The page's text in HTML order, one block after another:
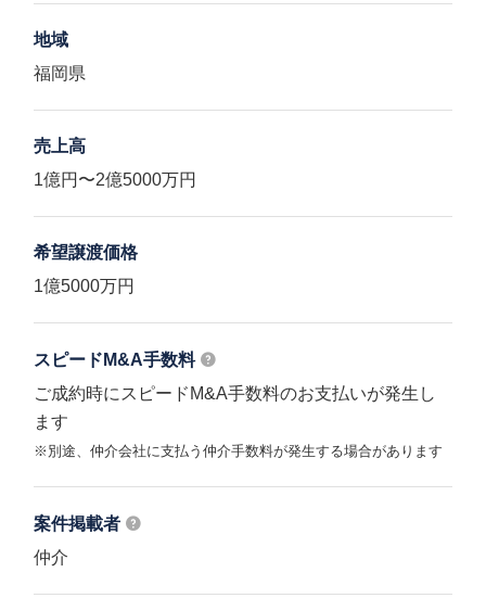
地域
福岡県
売上高
1億円〜2億5000万円
希望譲渡価格
1億5000万円
スピードM&A手数料
ご成約時にスピードM&A手数料のお支払いが発生し
ます
※別途、仲介会社に支払う仲介手数料が発生する場合があります
案件掲載者
仲介